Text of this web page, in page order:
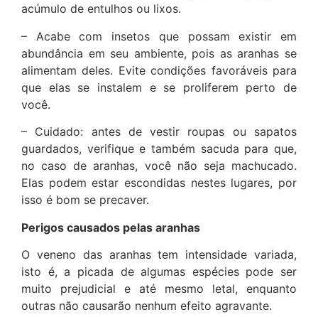
acúmulo de entulhos ou lixos.
– Acabe com insetos que possam existir em
abundância em seu ambiente, pois as aranhas se
alimentam deles. Evite condições favoráveis para
que elas se instalem e se proliferem perto de
você.
– Cuidado: antes de vestir roupas ou sapatos
guardados, verifique e também sacuda para que,
no caso de aranhas, você não seja machucado.
Elas podem estar escondidas nestes lugares, por
isso é bom se precaver.
Perigos causados pelas aranhas
O veneno das aranhas tem intensidade variada,
isto é, a picada de algumas espécies pode ser
muito prejudicial e até mesmo letal, enquanto
outras não causarão nenhum efeito agravante.